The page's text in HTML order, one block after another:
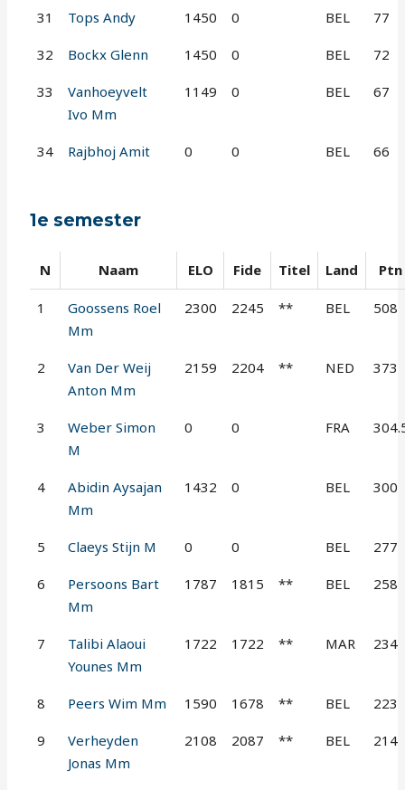
31 Tops Andy 1450 0 BEL 77
32 Bockx Glenn 1450 0 BEL 72
33
Vanhoeyvelt
Ivo Mm
1149 0 BEL 67
34 Rajbhoj Amit 0 0 BEL 66
1e semester
N Naam ELO Fide Titel Land Ptn
1
Goossens Roel
Mm
2300 2245 ** BEL 508
2
Van Der Weij
Anton Mm
2159 2204 ** NED 373
3
Weber Simon
M
0 0 FRA
4
Abidin Aysajan
Mm
1432 0 BEL 300
5 Claeys Stijn M 0 0 BEL 277
6
Persoons Bart
Mm
1787 1815 ** BEL 258
7
Talibi Alaoui
Younes Mm
1722 1722 ** MAR 234
8 Peers Wim Mm 1590 1678 ** BEL 223
9
Verheyden
Jonas Mm
2108 2087 ** BEL 214